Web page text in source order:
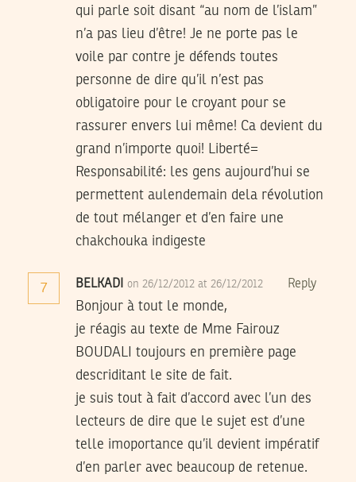
qui parle soit disant “au nom de l’islam”
n’a pas lieu d’être! Je ne porte pas le
voile par contre je défends toutes
personne de dire qu’il n’est pas
obligatoire pour le croyant pour se
rassurer envers lui même! Ca devient du
grand n’importe quoi! Liberté=
Responsabilité: les gens aujourd’hui se
permettent aulendemain dela révolution
de tout mélanger et d’en faire une
chakchouka indigeste
7 BELKADI on 26/12/2012 at 26/12/2012 Reply
Bonjour à tout le monde,
je réagis au texte de Mme Fairouz
BOUDALI toujours en première page
descriditant le site de fait.
je suis tout à fait d’accord avec l’un des
lecteurs de dire que le sujet est d’une
telle imoportance qu’il devient impératif
d’en parler avec beaucoup de retenue.